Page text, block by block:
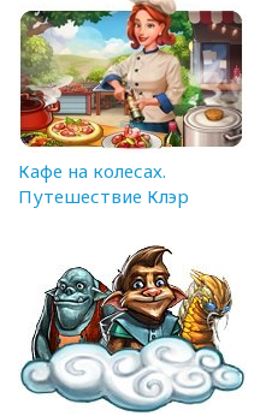
Кафе на колесах.
Путешествие Клэр